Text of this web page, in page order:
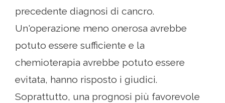
precedente diagnosi di cancro.
Un'operazione meno onerosa avrebbe
potuto essere sufficiente e la
chemioterapia avrebbe potuto essere
evitata, hanno risposto i giudici.
Soprattutto, una prognosi più favorevole